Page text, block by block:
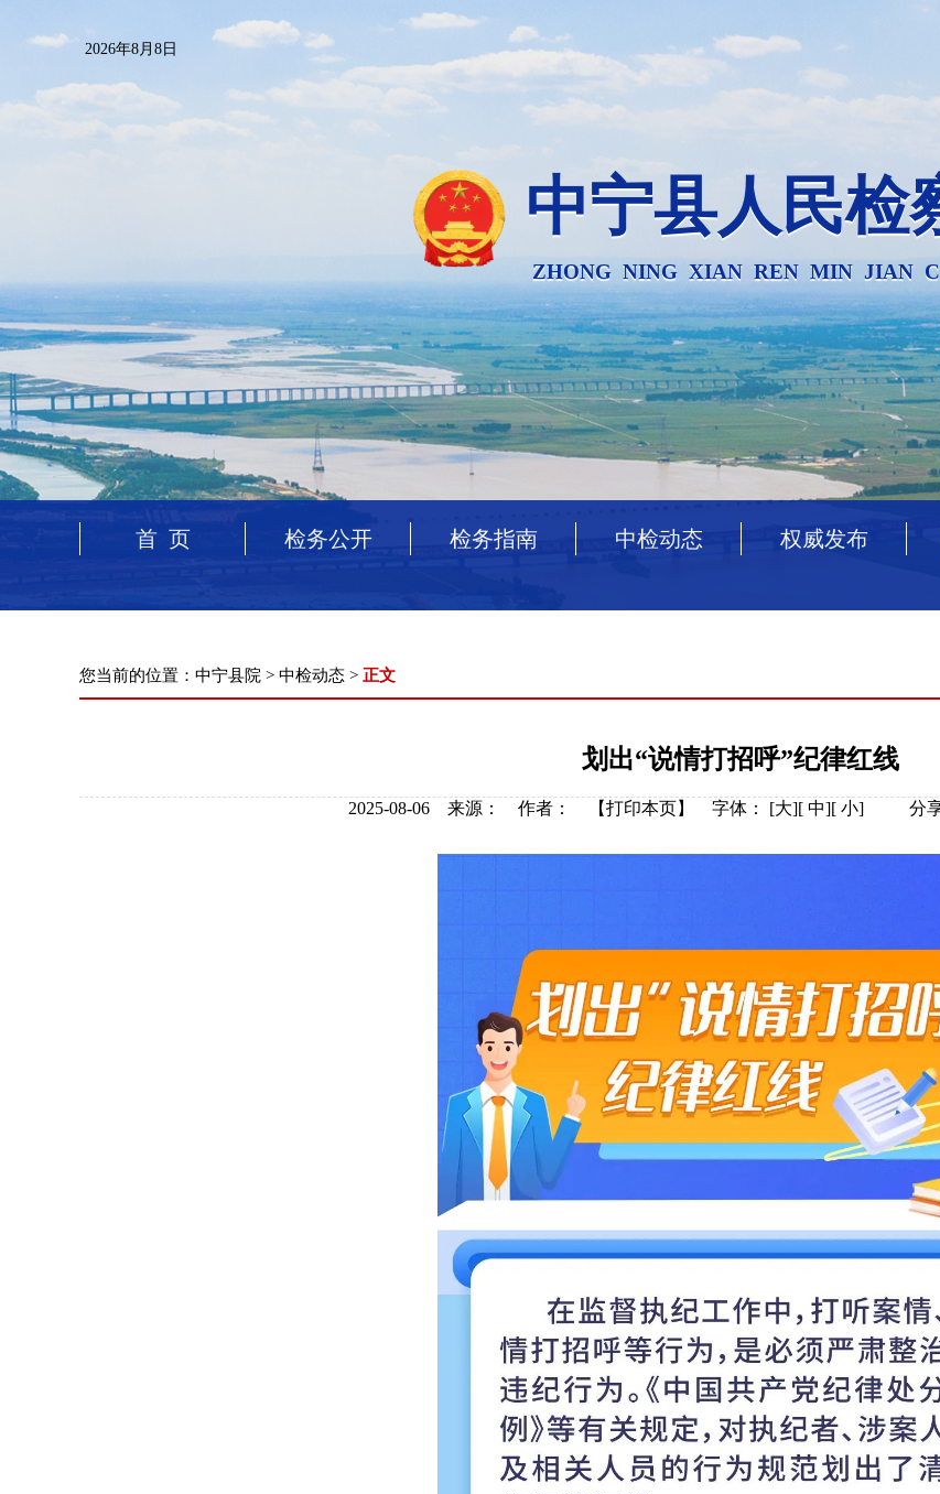
2026年8月8日
中宁县人民检
ZHONG NING XIAN REN MIN JIAN
首 页 检务公开 检务指南 中检动态 权威发布
您当前的位置： 中宁县院 > 中检动态 > 正文
划出“说情打招呼”纪律红线
2025-08-06 来源： 作者： 【打印本页】 字体： [大][ 中][ 小] 分